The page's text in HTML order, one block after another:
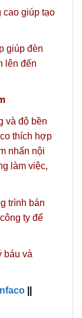
giúp tạo
giúp đèn
lên đến
và độ bền
thích hợp
nhấn nội
làm việc,
trình bán
ty để
báu và